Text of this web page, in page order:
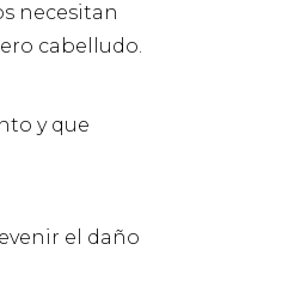
necesitan
cabelludo.
y que
el daño